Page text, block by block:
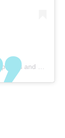
and videos